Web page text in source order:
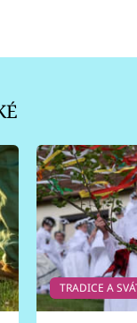
TRADICE A